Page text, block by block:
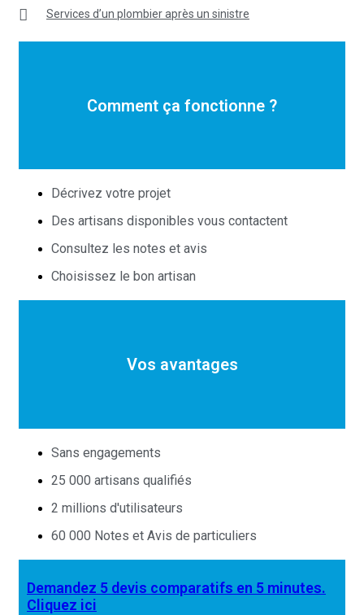
Services d’un plombier après un sinistre
Comment ça fonctionne ?
Décrivez votre projet
Des artisans disponibles vous contactent
Consultez les notes et avis
Choisissez le bon artisan
Vos avantages
Sans engagements
25 000 artisans qualifiés
2 millions d'utilisateurs
60 000 Notes et Avis de particuliers
Demandez 5 devis comparatifs en 5 minutes.
Cliquez ici